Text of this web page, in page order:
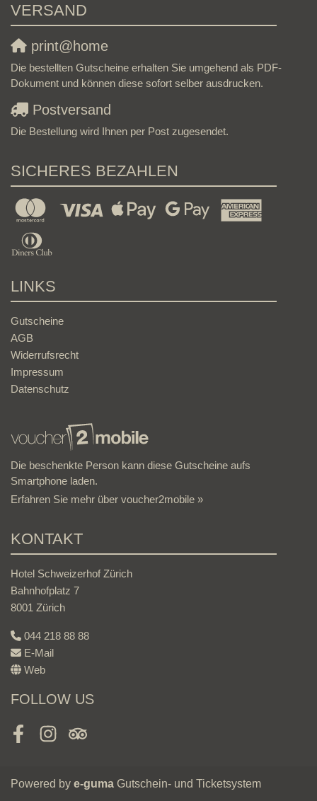
VERSAND
print@home
Die bestellten Gutscheine erhalten Sie umgehend als PDF-
Dokument und können diese sofort selber ausdrucken.
Postversand
Die Bestellung wird Ihnen per Post zugesendet.
SICHERES BEZAHLEN
LINKS
Gutscheine
AGB
Widerrufsrecht
Impressum
Datenschutz
Die beschenkte Person kann diese Gutscheine aufs
Smartphone laden.
Erfahren Sie mehr über voucher2mobile »
KONTAKT
Hotel Schweizerhof Zürich
Bahnhofplatz 7
8001 Zürich
044 218 88 88
E-Mail
Web
FOLLOW US
FacebookInstagramTripadvisor
Powered by e-guma Gutschein- und Ticketsystem